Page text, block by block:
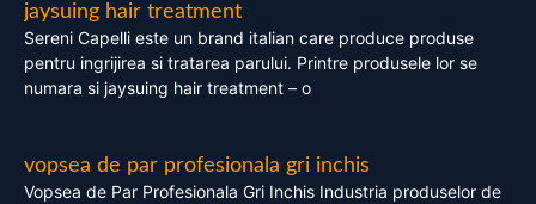
jaysuing hair treatment
Sereni Capelli este un brand italian care produce produse
pentru ingrijirea si tratarea parului. Printre produsele lor se
numara si jaysuing hair treatment – o
vopsea de par profesionala gri inchis
Vopsea de Par Profesionala Gri Inchis Industria produselor de